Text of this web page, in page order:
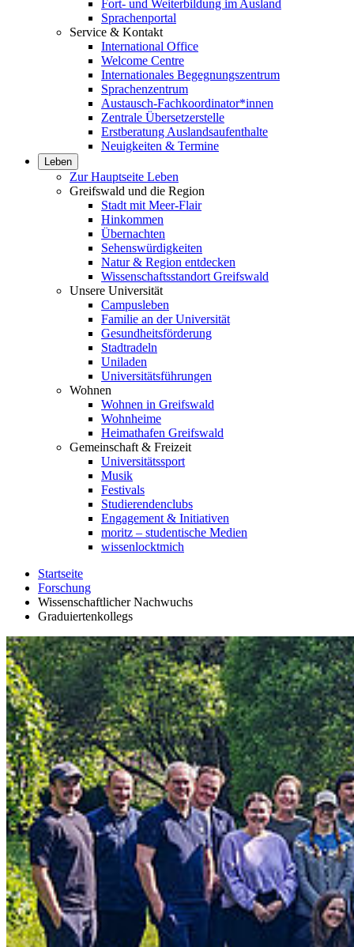
Fort- und Weiterbildung im Ausland
Sprachenportal
Service & Kontakt
International Office
Welcome Centre
Internationales Begegnungszentrum
Sprachenzentrum
Austausch-Fachkoordinator*innen
Zentrale Übersetzerstelle
Erstberatung Auslandsaufenthalte
Neuigkeiten & Termine
Leben
Zur Hauptseite Leben
Greifswald und die Region
Stadt mit Meer-Flair
Hinkommen
Übernachten
Sehenswürdigkeiten
Natur & Region entdecken
Wissenschaftsstandort Greifswald
Unsere Universität
Campusleben
Familie an der Universität
Gesundheitsförderung
Stadtradeln
Uniladen
Universitätsführungen
Wohnen
Wohnen in Greifswald
Wohnheime
Heimathafen Greifswald
Gemeinschaft & Freizeit
Universitätssport
Musik
Festivals
Studierendenclubs
Engagement & Initiativen
moritz – studentische Medien
wissenlocktmich
Startseite
Forschung
Wissenschaftlicher Nachwuchs
Graduiertenkollegs